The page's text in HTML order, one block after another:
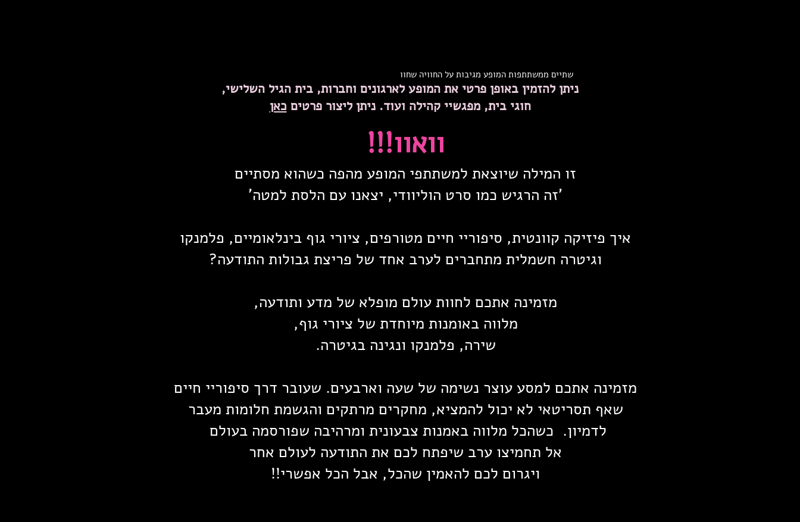
שתיים ממשתתפות המופע מגיבות על החוויה שחוו
ניתן להזמין באופן פרטי את המופע לארגונים וחברות, בית הגיל השלישי,
חוגי בית, מפגשיי קהילה ועוד. ניתן ליצור פרטים כאן
וואוו!!!
זו המילה שיוצאת למשתתפי המופע מהפה כשהוא מסתיים
'זה הרגיש כמו סרט הוליוודי, יצאנו עם הלסת למטה'
איך פיזיקה קוונטית, סיפוריי חיים מטורפים, ציורי גוף בינלאומיים, פלמנקו
וגיטרה חשמלית מתחברים לערב אחד של פריצת גבולות התודעה?
מזמינה אתכם לחוות עולם מופלא של מדע ותודעה,
מלווה באומנות מיוחדת של ציורי גוף,
שירה, פלמנקו ונגינה בגיטרה.
מזמינה אתכם למסע עוצר נשימה של שעה וארבעים. שעובר דרך סיפוריי חיים
שאף תסריטאי לא יכול להמציא, מחקרים מרתקים והגשמת חלומות מעבר
לדמיון. כשהכל מלווה באמנות צבעונית ומרהיבה שפורסמה בעולם
אל תחמיצו ערב שיפתח לכם את התודעה לעולם אחר
ויגרום לכם להאמין שהכל, אבל הכל אפשרי!!